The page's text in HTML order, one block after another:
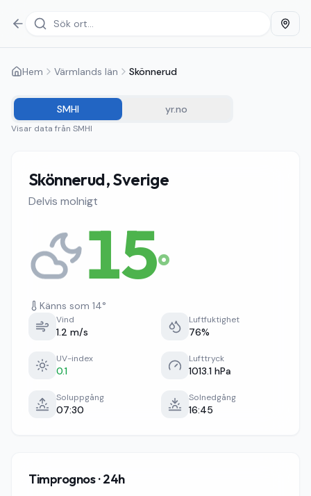
Hem Värmlands län Skönnerud
SMHI yr.no
Visar data från SMHI
Skönnerud, Sverige
Delvis molnigt
15°
Känns som 14°
Vind
1.2 m/s
Luftfuktighet
76%
UV-index
0.1
Lufttryck
1013.1 hPa
Soluppgång
07:30
Solnedgång
16:45
Timprognos · 24h